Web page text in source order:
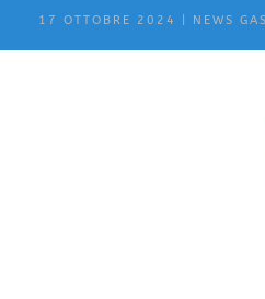
17 OTTOBRE 2024 | NEWS